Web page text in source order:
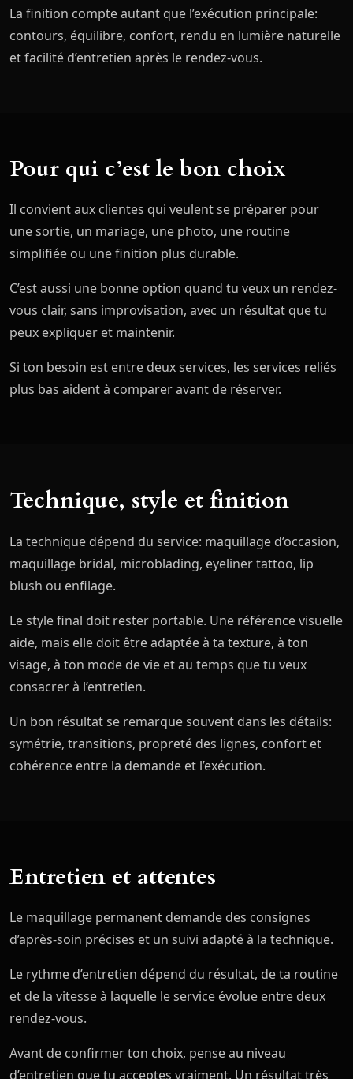
La finition compte autant que l’exécution principale:
contours, équilibre, confort, rendu en lumière naturelle
et facilité d’entretien après le rendez-vous.
Pour qui c’est le bon choix
Il convient aux clientes qui veulent se préparer pour
une sortie, un mariage, une photo, une routine
simplifiée ou une finition plus durable.
C’est aussi une bonne option quand tu veux un rendez-
vous clair, sans improvisation, avec un résultat que tu
peux expliquer et maintenir.
Si ton besoin est entre deux services, les services reliés
plus bas aident à comparer avant de réserver.
Technique, style et finition
La technique dépend du service: maquillage d’occasion,
maquillage bridal, microblading, eyeliner tattoo, lip
blush ou enfilage.
Le style final doit rester portable. Une référence visuelle
aide, mais elle doit être adaptée à ta texture, à ton
visage, à ton mode de vie et au temps que tu veux
consacrer à l’entretien.
Un bon résultat se remarque souvent dans les détails:
symétrie, transitions, propreté des lignes, confort et
cohérence entre la demande et l’exécution.
Entretien et attentes
Le maquillage permanent demande des consignes
d’après-soin précises et un suivi adapté à la technique.
Le rythme d’entretien dépend du résultat, de ta routine
et de la vitesse à laquelle le service évolue entre deux
rendez-vous.
Avant de confirmer ton choix, pense au niveau
d’entretien que tu acceptes vraiment. Un résultat très